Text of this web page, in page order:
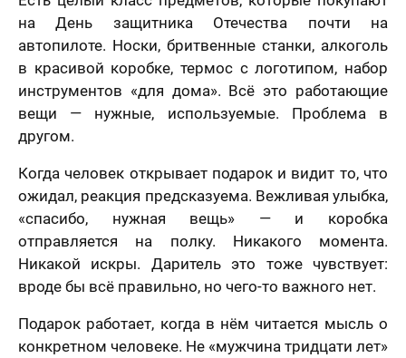
на День защитника Отечества почти на
автопилоте. Носки, бритвенные станки, алкоголь
в красивой коробке, термос с логотипом, набор
инструментов «для дома». Всё это работающие
вещи — нужные, используемые. Проблема в
другом.
Когда человек открывает подарок и видит то, что
ожидал, реакция предсказуема. Вежливая улыбка,
«спасибо, нужная вещь» — и коробка
отправляется на полку. Никакого момента.
Никакой искры. Даритель это тоже чувствует:
вроде бы всё правильно, но чего-то важного нет.
Подарок работает, когда в нём читается мысль о
конкретном человеке. Не «мужчина тридцати лет»